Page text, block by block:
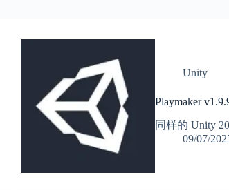
Unity
Playmaker
同样的 Unity
09/07/